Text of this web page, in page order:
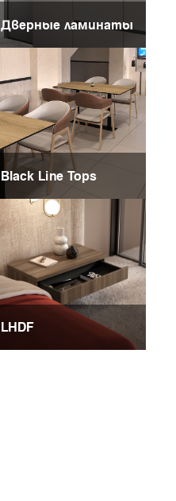
Дверные ламинаты
Black Line Tops
LHDF